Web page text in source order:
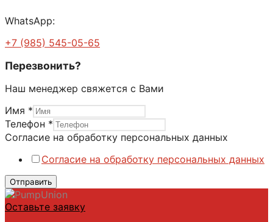
WhatsApp:
+7 (985) 545-05-65
Перезвонить?
Наш менеджер свяжется с Вами
Имя *
Имя
персональных
Телефон *
Согласие на обработку персональных данных
Согласие на обработку персональных данных
Отправить
Оставьте заявку